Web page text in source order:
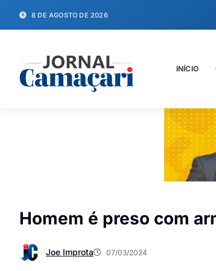
8 DE AGOSTO DE 2026
INÍCIO
Homem é preso com
Joe Improta 07/03/2024